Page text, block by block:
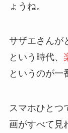
ょうね。
サザエさんが
という時代、
というのが一
スマホひとつ
画がすべて見